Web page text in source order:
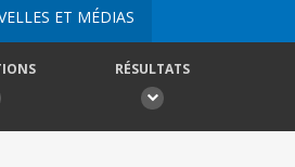
ET MÉDIAS
RÉSULTATS